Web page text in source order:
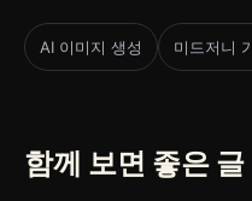
AI 이미지 생성 미드저니
함께 보면 좋은 글